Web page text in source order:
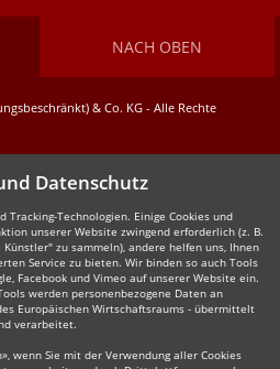
NACH OBEN
& Co. KG - Alle Rechte
Datenschutz
Tracking-Technologien. Einige Cookies und
unserer Website zwingend erforderlich (z. B.
zu sammeln), andere helfen uns, Ihnen
Service zu bieten. Wir binden so auch Tools
Facebook und Vimeo auf unserer Website ein.
werden personenbezogene Daten an
Europäischen Wirtschaftsraums - übermittelt
verarbeitet.
wenn Sie mit der Verwendung aller Cookies